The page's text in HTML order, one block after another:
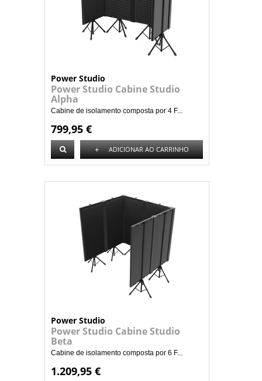
Power Studio
Power Studio Cabine Studio
Alpha
Cabine de isolamento composta por 4 F...
799,95 €
+ ADICIONAR AO CARRINHO
Power Studio
Power Studio Cabine Studio
Beta
Cabine de isolamento composta por 6 F...
1.209,95 €